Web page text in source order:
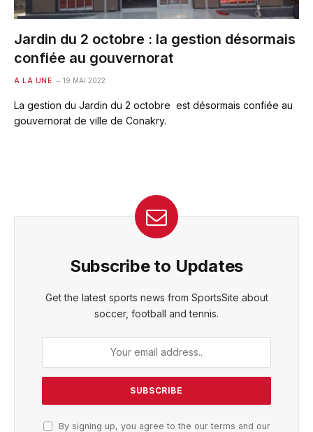
Jardin du 2 octobre : la gestion désormais
confiée au gouvernorat
A LA UNE 19 MAI 2022
La gestion du Jardin du 2 octobre est désormais confiée au
gouvernorat de ville de Conakry.
Subscribe to Updates
Get the latest sports news from SportsSite about
soccer, football and tennis.
By signing up, you agree to the our terms and our